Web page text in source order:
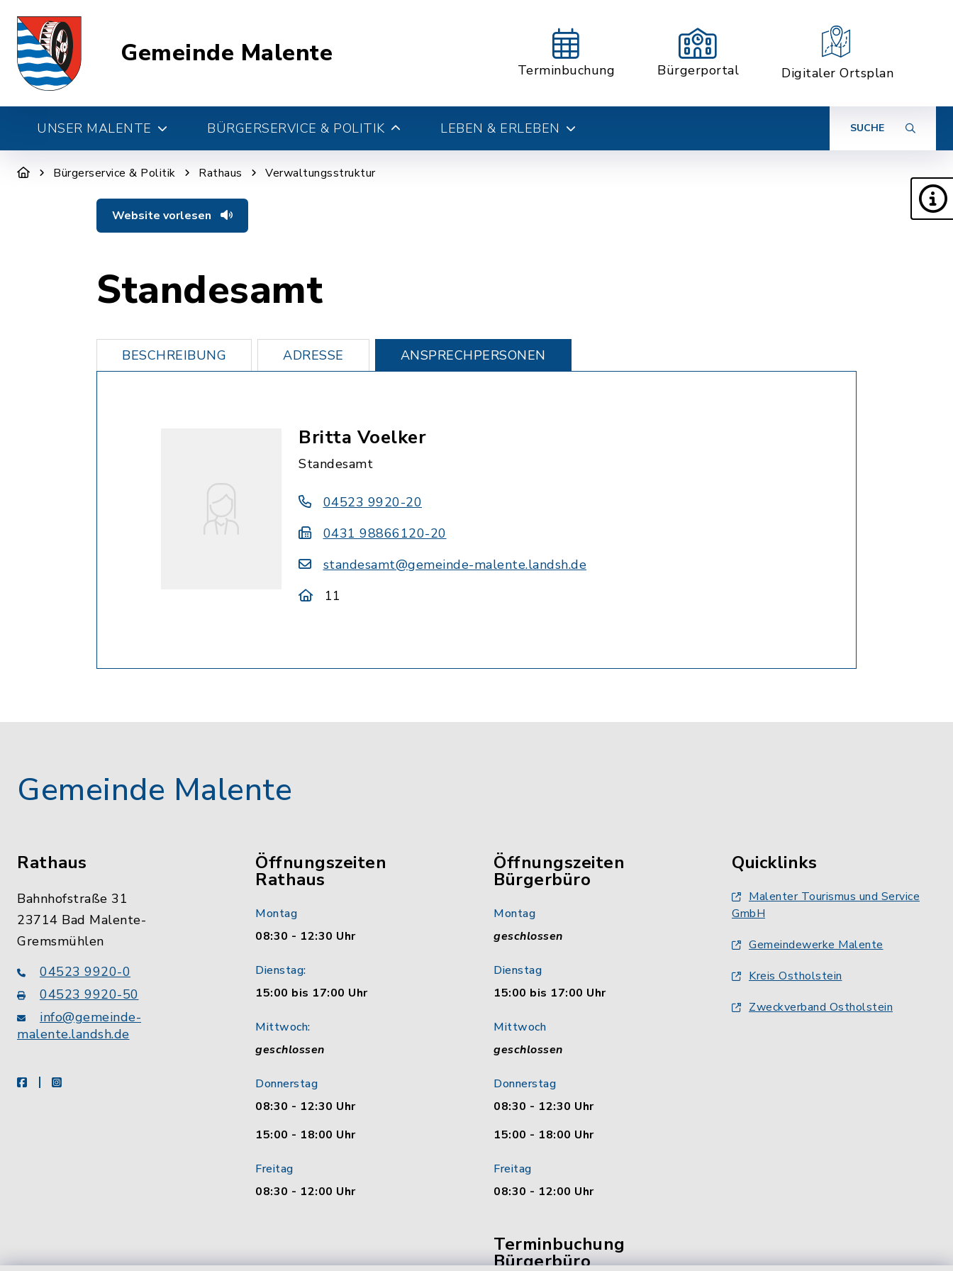
Gemeinde Malente
Terminbuchung Bürgerportal Digitaler Ortsplan
UNSER MALENTE BÜRGERSERVICE & POLITIK LEBEN & ERLEBEN SUCHE
Bürgerservice & Politik Rathaus Verwaltungsstruktur
Website vorlesen
Standesamt
BESCHREIBUNG ADRESSE ANSPRECHPERSONEN
Britta Voelker
Standesamt
04523 9920-20
0431 98866120-20
standesamt@gemeinde-malente.landsh.de
11
Gemeinde Malente
Rathaus
Bahnhofstraße 31
23714 Bad Malente-
Gremsmühlen
04523 9920-0
04523 9920-50
info@gemeinde-
malente.landsh.de
facebookinstagram
Öffnungszeiten
Rathaus
Montag
08:30 - 12:30 Uhr
Dienstag:
15:00 bis 17:00 Uhr
Mittwoch:
geschlossen
Donnerstag
08:30 - 12:30 Uhr
15:00 - 18:00 Uhr
Freitag
08:30 - 12:00 Uhr
Öffnungszeiten
Bürgerbüro
Montag
geschlossen
Dienstag
15:00 bis 17:00 Uhr
Mittwoch
geschlossen
Donnerstag
08:30 - 12:30 Uhr
15:00 - 18:00 Uhr
Freitag
08:30 - 12:00 Uhr
Terminbuchung
Bürgerbüro
Quicklinks
Malenter Tourismus und Service
GmbH
Gemeindewerke Malente
Kreis Ostholstein
Zweckverband Ostholstein